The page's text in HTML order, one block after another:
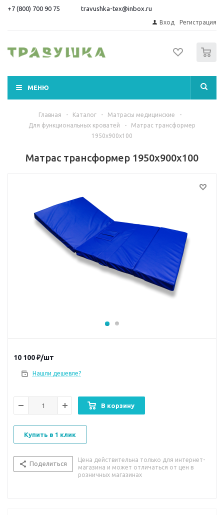
+7 (800) 700 90 75 travushka-tex@inbox.ru
Вход Регистрация
МЕНЮ
Главная - Каталог - Матрасы медицинские
-
Для функциональных кроватей
-
Матрас трансформер
1950х900х100
Матрас трансформер 1950х900х100
10 100₽/шт
Нашли дешевле?
В корзину
Купить в 1 клик
Поделиться
Цена действительна только для интернет-
магазина и может отличаться от цен в
розничных магазинах